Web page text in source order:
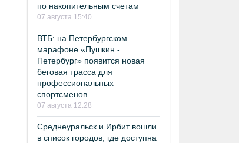
по накопительным счетам
07 августа 15:40
ВТБ: на Петербургском
марафоне «Пушкин -
Петербург» появится новая
беговая трасса для
профессиональных
спортсменов
07 августа 12:28
Среднеуральск и Ирбит вошли
в список городов, где доступна